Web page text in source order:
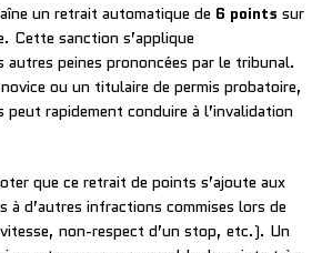
un retrait automatique de 6 points sur
Cette sanction s’applique
autres peines prononcées par le tribunal.
ou un titulaire de permis probatoire,
rapidement conduire à l’invalidation
que ce retrait de points s’ajoute aux
à d’autres infractions commises lors de
non-respect d’un stop, etc.). Un